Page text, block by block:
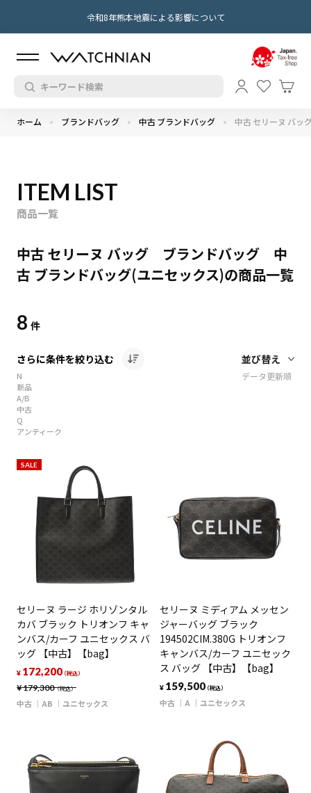
令和8年熊本地震による影響について
ホーム ブランドバッグ 中古 ブランドバッグ 中古 セリーヌ バッ
ITEM LIST
商品一覧
中古 セリーヌ バッグ ブランドバッグ 中
古 ブランドバッグ(ユニセックス)の商品一覧
8 件
さらに条件を絞り込む
N
新品
A/B
中古
Q
アンティーク
データ更新順
SALE
セリーヌ ラージ ホリゾンタル
カバ ブラック トリオンフ キャ
ンバス/カーフ ユニセックス バ
ッグ 【中古】【bag】
¥179,300（税込）
¥ 172,200（税込）
中古 AB ユニセックス
セリーヌ ミディアム メッセン
ジャーバッグ ブラック
194502CIM.380G トリオンフ
キャンバス/カーフ ユニセック
ス バッグ 【中古】【bag】
¥ 159,500（税込）
中古 A ユニセックス